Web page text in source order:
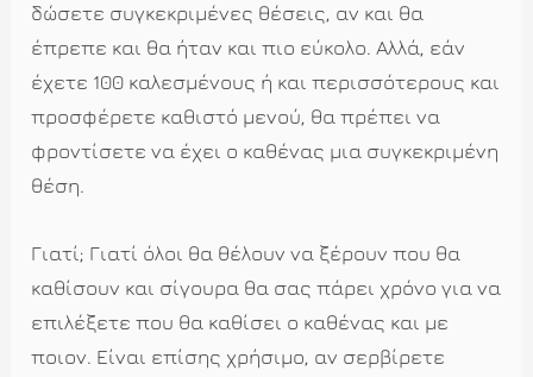
δώσετε συγκεκριμένες θέσεις, αν και θα
έπρεπε και θα ήταν και πιο εύκολο. Αλλά, εάν
έχετε 100 καλεσμένους ή και περισσότερους και
προσφέρετε καθιστό μενού, θα πρέπει να
φροντίσετε να έχει ο καθένας μια συγκεκριμένη
θέση.
Γιατί; Γιατί όλοι θα θέλουν να ξέρουν που θα
καθίσουν και σίγουρα θα σας πάρει χρόνο για να
επιλέξετε που θα καθίσει ο καθένας και με
ποιον. Είναι επίσης χρήσιμο, αν σερβίρετε